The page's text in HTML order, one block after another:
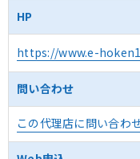
HP
https://www.e-
問い合わせ
この代理店に問い合わ